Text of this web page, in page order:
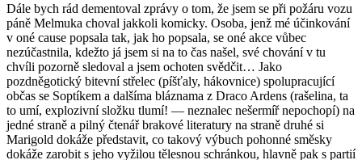
Dále bych rád dementoval zprávy o tom, že jsem se při požáru vozu
páně Melmuka choval jakkoli komicky. Osoba, jenž mé účinkování
v oné cause popsala tak, jak ho popsala, se oné akce vůbec
nezúčastnila, kdežto já jsem si na to čas našel, své chování v tu
chvíli pozorně sledoval a jsem ochoten svědčit… Jako
pozdněgotický bitevní střelec (píšťaly, hákovnice) spolupracující
občas se Soptíkem a dalšíma bláznama z Draco Ardens (rašelina, ta
to umí, explozivní složku tlumí! — neznalec nešermíř nepochopí) na
jedné straně a pilný čtenář brakové literatury na straně druhé si
Marigold dokáže představit, co takový výbuch pohonné směsky
dokáže zarobit s jeho vyžilou tělesnou schránkou, hlavně pak s partií